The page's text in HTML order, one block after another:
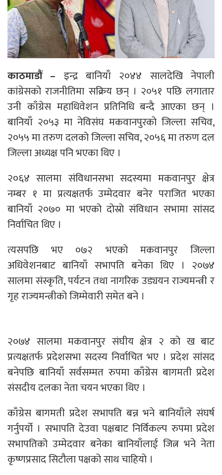
काठमाडौं – इन्द्र बानियाँ २०४४ सालदेखि नेपाली
कांग्रेसको राजनीतिमा सक्रिय छन् । २०५१ पछि लगातार
उनी काँग्रेस महाधिवेशन प्रतिनिधि बन्दै आएका छन् ।
बानियाँ २०५३ मा नेविसंघ मकवानपुरको जिल्ला सचिव,
२०५५ मा तरुण दलको जिल्ला सचिव, २०५६ मा तरुण दल
जिल्ला अध्यक्ष पनि भएका थिए ।
२०६४ सालमा संविधानसभा सदस्यमा मकवानपुर क्षेत्र
नम्बर १ मा प्रत्यक्षतर्फ उम्मेदवार बनेर पराजित भएका
बानियाँ २०७० मा भएको दोस्रो संविधान सभामा सांसद
निर्वाचित थिए ।
त्यसपछि भए ०७२ भएको मकवानपुर जिल्ला
अधिवेशनबाट बानियाँ सभापति बनेका थिए । २०७४
सालमा संस्कृति, पर्यटन तथा नागरिक उड्ययन राज्यमन्त्री र
गृह राज्यमन्त्रीको जिम्मेवारी समेत बने ।
२०७४ सालमा मकवानपुर संघीय क्षेत्र २ को ख बाट
प्रत्यक्षतर्फ प्रदेशसभा सदस्य निर्वाचित भए । प्रदेश सांसद
बनेपछि बानियाँ सर्वसम्मत रुपमा काँग्रेस बागमती प्रदेश
संसदीय दलका नेता चयन भएका थिए ।
काँग्रेस बागमती प्रदेश सभापति बन्न भने बानियाँले संघर्ष
गर्नुपर्यो । सभापति देउवा पक्षबाट निर्विकल्प रुपमा प्रदेश
सभापतिको उम्मेदवार बनेका बानियाँलाई जित्न भने नेता
कृष्णप्रसाद सिटौला पक्षको साथ चाहियो ।